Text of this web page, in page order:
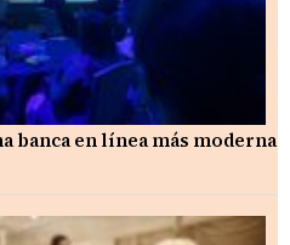
banca en línea más moderna